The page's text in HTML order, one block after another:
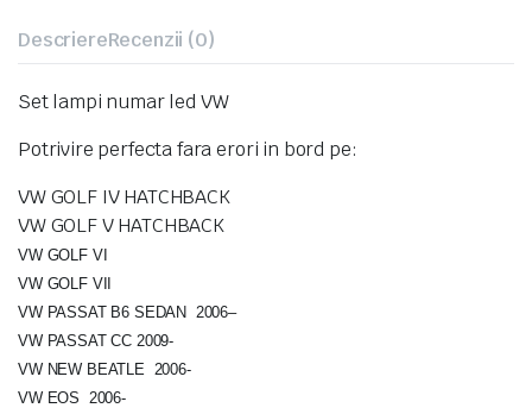
DescriereRecenzii (0)
Set lampi numar led VW
Potrivire perfecta fara erori in bord pe:
VW GOLF IV HATCHBACK
VW GOLF V HATCHBACK
VW GOLF VI
VW GOLF VII
VW PASSAT B6 SEDAN 2006–
VW PASSAT CC 2009-
VW NEW BEATLE 2006-
VW EOS 2006-